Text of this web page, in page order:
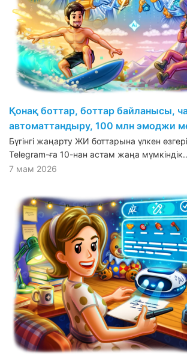
Қонақ боттар, боттар байланысы,
автоматтандыру, 100 млн эмоджи
Бүгінгі жаңарту ЖИ боттарына үлкен
Telegram-ға 10-нан астам жаңа
7 мам 2026